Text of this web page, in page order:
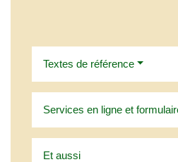
Textes de référence
Services en ligne et
Et aussi